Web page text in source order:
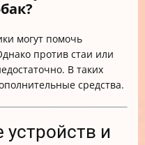
могут помочь
против стаи или
В таких
средства.
и